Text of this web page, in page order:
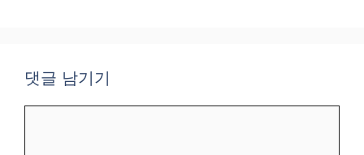
댓글 남기기